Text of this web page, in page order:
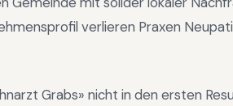
verlieren Praxen
Grabs» nicht in den ersten